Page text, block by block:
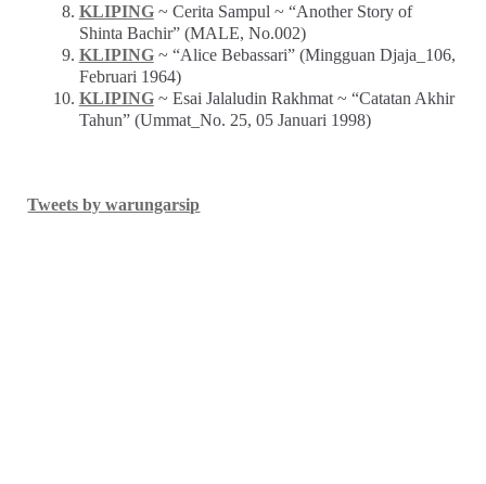
KLIPING~ Cerita Sampul ~ “Another Story of
Shinta Bachir” (MALE, No.002)
KLIPING~ “Alice Bebassari” (Mingguan Djaja_106,
Februari 1964)
KLIPING~ Esai Jalaludin Rakhmat ~ “Catatan Akhir
Tahun” (Ummat_No. 25, 05 Januari 1998)
Tweets by warungarsip